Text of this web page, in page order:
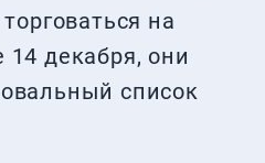
торговаться на
декабря, они
список